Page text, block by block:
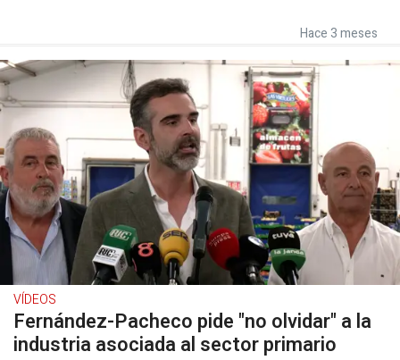
Hace 3 meses
VÍDEOS
Fernández-Pacheco pide "no olvidar" a la
industria asociada al sector primario